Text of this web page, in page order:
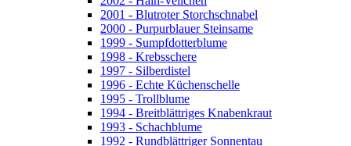
2001 - Blutroter Storchschnabel
2000 - Purpurblauer Steinsame
1999 - Sumpfdotterblume
1998 - Krebsschere
1997 - Silberdistel
1996 - Echte Küchenschelle
1995 - Trollblume
1994 - Breitblättriges Knabenkraut
1993 - Schachblume
1992 - Rundblättriger Sonnentau